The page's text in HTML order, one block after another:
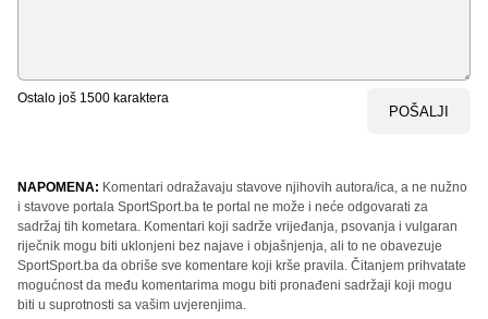
Ostalo još 1500 karaktera
POŠALJI
NAPOMENA: Komentari odražavaju stavove njihovih autora/ica, a ne nužno
i stavove portala SportSport.ba te portal ne može i neće odgovarati za
sadržaj tih kometara. Komentari koji sadrže vrijeđanja, psovanja i vulgaran
riječnik mogu biti uklonjeni bez najave i objašnjenja, ali to ne obavezuje
SportSport.ba da obriše sve komentare koji krše pravila. Čitanjem prihvatate
mogućnost da među komentarima mogu biti pronađeni sadržaji koji mogu
biti u suprotnosti sa vašim uvjerenjima.